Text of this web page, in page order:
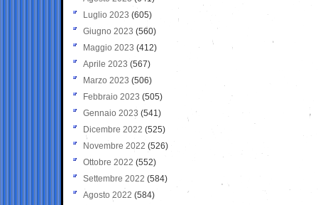
Luglio 2023 (605)
Giugno 2023 (560)
Maggio 2023 (412)
Aprile 2023 (567)
Marzo 2023 (506)
Febbraio 2023 (505)
Gennaio 2023 (541)
Dicembre 2022 (525)
Novembre 2022 (526)
Ottobre 2022 (552)
Settembre 2022 (584)
Agosto 2022 (584)